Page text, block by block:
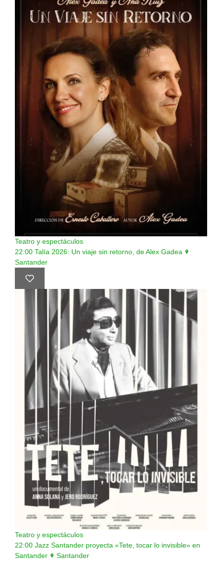
Teatro y espectáculos
22:00 Talía 2026: Un viaje sin retorno, de Alex Gadea
Santander
Teatro y espectáculos
22:00 Jazz Santander proyecta «Tete, tocar lo invisible» en
Santander
Santander